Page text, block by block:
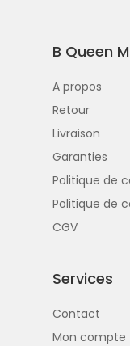
B Queen
A propos
Retour
Livraison
Garanties
Politique de
Politique de
CGV
Services
Contact
Mon compte